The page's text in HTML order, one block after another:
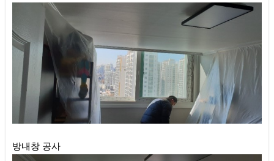
방내창 공사